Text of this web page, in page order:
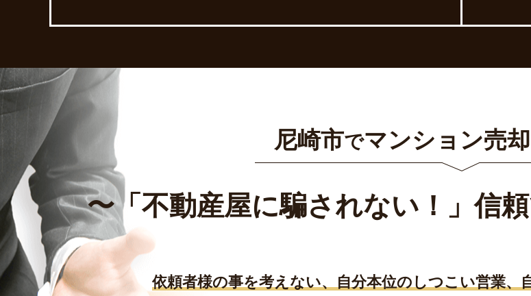
尼崎市でマンション売却
〜「不動産屋に騙されない！」信
依頼者様の事を考えない、自分本位のしつこい営業、